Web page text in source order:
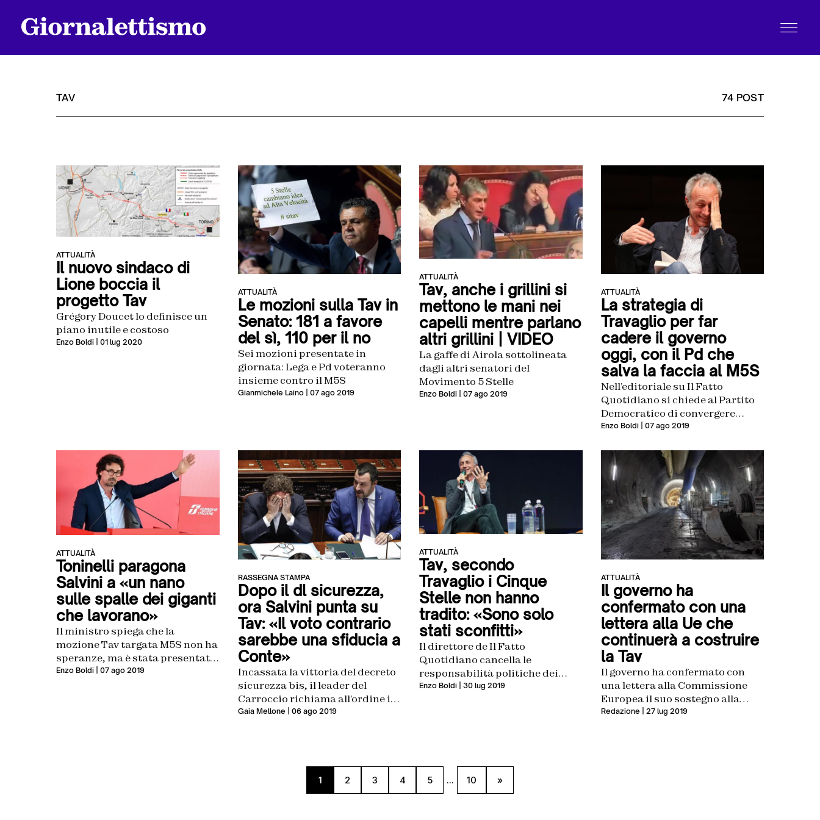
Chi siamo
Contatti
TAV 74 POST
ATTUALITÀ
Il nuovo sindaco di
Lione boccia il
progetto Tav
Grégory Doucet lo definisce un
piano inutile e costoso
Enzo Boldi | 01 lug 2020
ATTUALITÀ
Le mozioni sulla Tav in
Senato: 181 a favore
del sì, 110 per il no
Sei mozioni presentate in
giornata: Lega e Pd voteranno
insieme contro il M5S
Gianmichele Laino| 07 ago 2019
ATTUALITÀ
Tav, anche i grillini si
mettono le mani nei
capelli mentre parlano
altri grillini | VIDEO
La gaffe di Airola sottolineata
dagli altri senatori del
Movimento 5 Stelle
Enzo Boldi | 07 ago 2019
ATTUALITÀ
La strategia di
Travaglio per far
cadere il governo
oggi, con il Pd che
salva la faccia al M5S
Nell’editoriale su Il Fatto
Quotidiano si chiede al Partito
Democratico di convergere
verso i pentastellati sulla
Enzo Boldi| 07 ago 2019
ATTUALITÀ
Toninelli paragona
Salvini a «un nano
sulle spalle dei giganti
che lavorano»
Il ministro spiega che la
mozione Tav targata M5S non ha
speranze, ma è stata presentata
per coerenza
Enzo Boldi | 07 ago 2019
RASSEGNA STAMPA
Dopo il dl sicurezza,
ora Salvini punta su
Tav: «Il voto contrario
sarebbe una sfiducia a
Conte»
Incassata la vittoria del decreto
sicurezza bis, il leader del
Carroccio richiama all’ordine i
pentastellati per la mozione
Gaia Mellone | 06 ago 2019
ATTUALITÀ
Tav, secondo
Travaglio i Cinque
Stelle non hanno
tradito: «Sono solo
stati sconfitti»
Il direttore de Il Fatto
Quotidiano cancella le
responsabilità politiche dei
pentastellati dietro al sì
Enzo Boldi | 30 lug 2019
ATTUALITÀ
Il governo ha
confermato con una
lettera alla Ue che
continuerà a costruire
la Tav
Il governo ha confermato con
una lettera alla Commissione
Europea il suo sostegno alla
realizzazione della Tav
Redazione | 27 lug 2019
1 2 3 4 5 ... 10 »